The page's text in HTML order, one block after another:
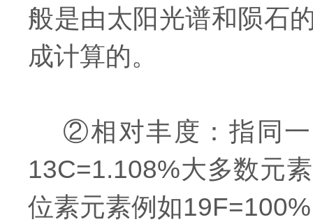
般是由太阳光谱和陨石
成计算的。
②相对丰度：指同一
13C=1.108%大多数元
位素元素例如